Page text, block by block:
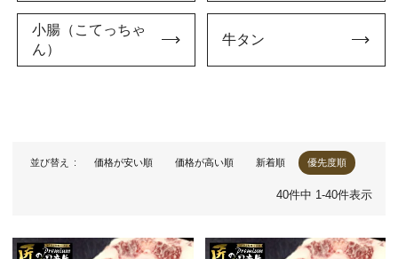
小腸（こてっちゃ
ん）
牛タン
並び替え 価格が安い順 価格が高い順 新着順 優先度順
40件中 1-40件表示